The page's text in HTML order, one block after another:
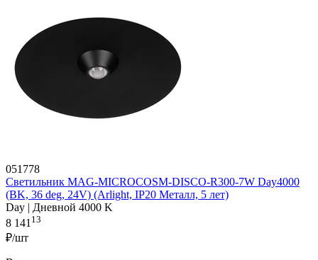
051778
Светильник MAG-MICROCOSM-DISCO-R300-7W Day4000
(BK, 36 deg, 24V) (Arlight, IP20 Металл, 5 лет)
Day | Дневной 4000 K
8 141 13
₽/шт